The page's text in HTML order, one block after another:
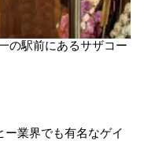
の駅前にあるサザコー
業界でも有名なゲイ